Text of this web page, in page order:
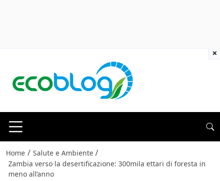
Home / Salute e Ambiente /
Zambia verso la desertificazione: 300mila ettari di foresta in
meno all’anno
×